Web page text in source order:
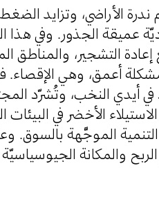
الأراضي، وتزايد
عميقة الجذور. وفي هذا
التشجير، والمناطق
مشكلة أعمق، وهي
في أيدي النخب، وتُشرّد
الأخضر في البيئات
الموجَّهة بالسوق.
الربح والمكانة